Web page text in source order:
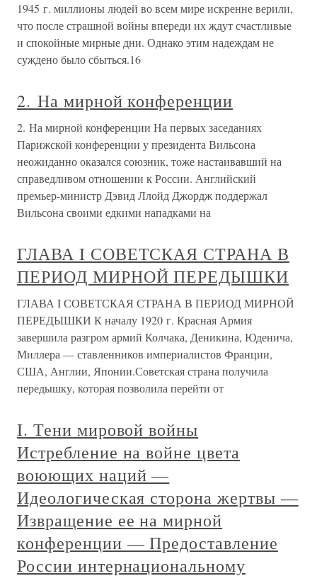
1945 г. миллионы людей во всем мире искренне верили,
что после страшной войны впереди их ждут счастливые
и спокойные мирные дни. Однако этим надеждам не
суждено было сбыться.16
2. На мирной конференции
2. На мирной конференции На первых заседаниях
Парижской конференции у президента Вильсона
неожиданно оказался союзник, тоже настаивавший на
справедливом отношении к России. Английский
премьер-министр Дэвид Ллойд Джордж поддержал
Вильсона своими едкими нападками на
ГЛАВА I СОВЕТСКАЯ СТРАНА В
ПЕРИОД МИРНОЙ ПЕРЕДЫШКИ
ГЛАВА I СОВЕТСКАЯ СТРАНА В ПЕРИОД МИРНОЙ
ПЕРЕДЫШКИ К началу 1920 г. Красная Армия
завершила разгром армий Колчака, Деникина, Юденича,
Миллера — ставленников империалистов Франции,
США, Англии, Японии.Советская страна получила
передышку, которая позволила перейти от
I. Тени мировой войны
Истребление на войне цвета
воюющих наций —
Идеологическая сторона жертвы —
Извращение ее на мирной
конференции — Предоставление
России интернациональному